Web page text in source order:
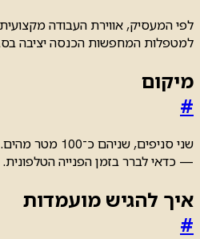
לפי המעסיק, אווירת העבודה
למטפלות המחפשות הכנסה יציבה
מיקום
#
שני סניפים,
— כדאי לברר בזמן הפנייה הטלפונית.
איך להגיש מועמדות
#